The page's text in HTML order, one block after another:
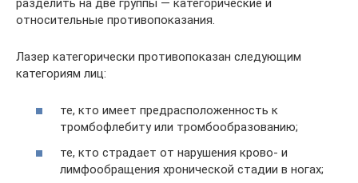
относительные противопоказания.
Лазер категорически противопоказан следующим
категориям лиц:
те, кто имеет предрасположенность к
тромбофлебиту или тромбообразованию;
те, кто страдает от нарушения крово- и
лимфообращения хронической стадии в ногах;